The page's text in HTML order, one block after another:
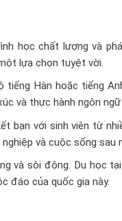
học chất lượng và
lựa chọn tuyệt vời.
Hàn hoặc tiếng
và thực hành ngôn ngữ
bạn với sinh viên từ
và cuộc sống sau
và sôi động. Du học
đáo của quốc gia này.